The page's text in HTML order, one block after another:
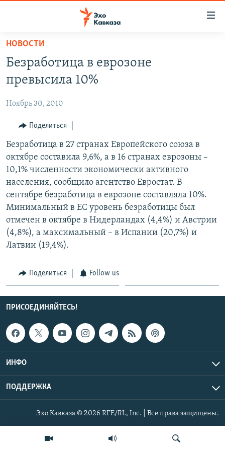
Вернуться
основному
содержанию
Вернутся
навигации
Вернутся
поиску
НОВОСТИ
ТБИЛИСИ
СУХУМИ
ЦХИНВАЛИ
ВЕСЬ КАВКАЗ
СЕВЕРНЫЙ КАВКАЗ
АРМЕНИЯ
АЗЕРБАЙДЖАН
ТЕМЫ
ПОЛИТИКА
ЭКОНОМИКА
ОБЩЕСТВО
КУЛЬТУРА
СПОРТ
РУБРИКИ
НЕКРУГЛЫЙ СТОЛ
ГОСТЬ НЕДЕЛИ
ПОЗИЦИЯ
БЛОГИ
ЧИТАЕМ ПРЕССУ
МУЛЬТИМЕДИА
ВИДЕО
ФОТО
АУДИО
ПОДКАСТЫ
АРХИВ РАДИОПРОГРАММЫ
ПРИСОЕДИНЯЙТЕСЬ!
Все сайты РСЕ/РС
НОВОСТИ
Безработица в еврозоне
превысила 10%
Ноябрь 30, 2010
Поделиться
Безработица в 27 странах Европейского союза в
октябре составила 9,6%, а в 16 странах еврозоны –
10,1% численности экономически активного
населения, сообщило агентство Евростат. В
сентябре безработица в еврозоне составляла 10%.
Минимальный в ЕС уровень безработицы был
отмечен в октябре в Нидерландах (4,4%) и Австрии
(4,8%), а максимальный – в Испании (20,7%) и
Латвии (19,4%).
Поделиться Follow us
ПРИСОЕДИНЯЙТЕСЬ!
ИНФО
ПОДДЕРЖКА
Эхо Кавказа © 2026 RFE/RL, Inc. | Все права защищены.